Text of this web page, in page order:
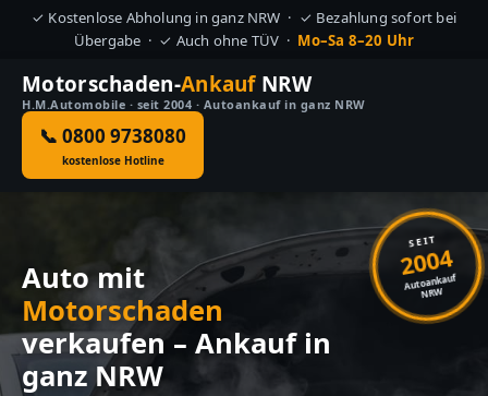
✓ Kostenlose Abholung in ganz NRW · ✓ Bezahlung sofort bei
Übergabe · ✓ Auch ohne TÜV · Mo–Sa 8–20 Uhr
Motorschaden-AnkaufNRW
H.M.Automobile · seit 2004 · Autoankauf in ganz NRW
📞 0800 9738080
kostenlose Hotline
SEIT
2004
Autoankauf
NRW
Auto mit
Motorschaden
verkaufen – Ankauf in
ganz NRW